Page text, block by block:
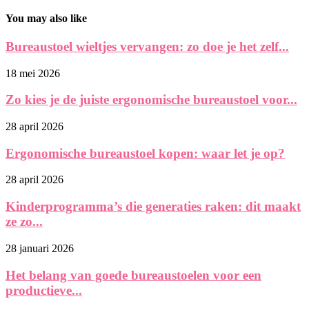
You may also like
Bureaustoel wieltjes vervangen: zo doe je het zelf...
18 mei 2026
Zo kies je de juiste ergonomische bureaustoel voor...
28 april 2026
Ergonomische bureaustoel kopen: waar let je op?
28 april 2026
Kinderprogramma’s die generaties raken: dit maakt
ze zo...
28 januari 2026
Het belang van goede bureaustoelen voor een
productieve...